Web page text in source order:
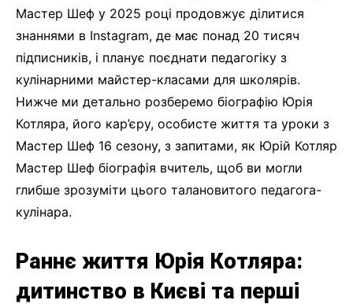
Мастер Шеф у 2025 році продовжує ділитися
знаннями в Instagram, де має понад 20 тисяч
підписників, і планує поєднати педагогіку з
кулінарними майстер-класами для школярів.
Нижче ми детально розберемо біографію Юрія
Котляра, його кар’єру, особисте життя та уроки з
Мастер Шеф 16 сезону, з запитами, як Юрій Котляр
Мастер Шеф біографія вчитель, щоб ви могли
глибше зрозуміти цього талановитого педагога-
кулінара.
Раннє життя Юрія Котляра:
дитинство в Києві та перші